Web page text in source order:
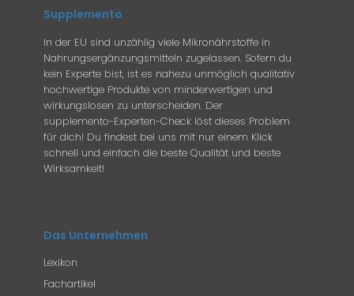
Supplemento
In der EU sind unzählig viele Mikronährstoffe in
Nahrungsergänzungsmitteln zugelassen. Sofern du
kein Experte bist, ist es nahezu unmöglich qualitativ
hochwertige Produkte von minderwertigen und
wirkungslosen zu unterscheiden. Der
supplemento-Experten-Check löst dieses Problem
für dich! Du findest bei uns mit nur einem Klick
schnell und einfach die beste Qualität und beste
Wirksamkeit!
Das Unternehmen
Lexikon
Fachartikel